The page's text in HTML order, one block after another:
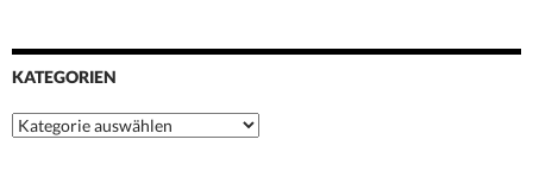
KATEGORIEN
Kategorien